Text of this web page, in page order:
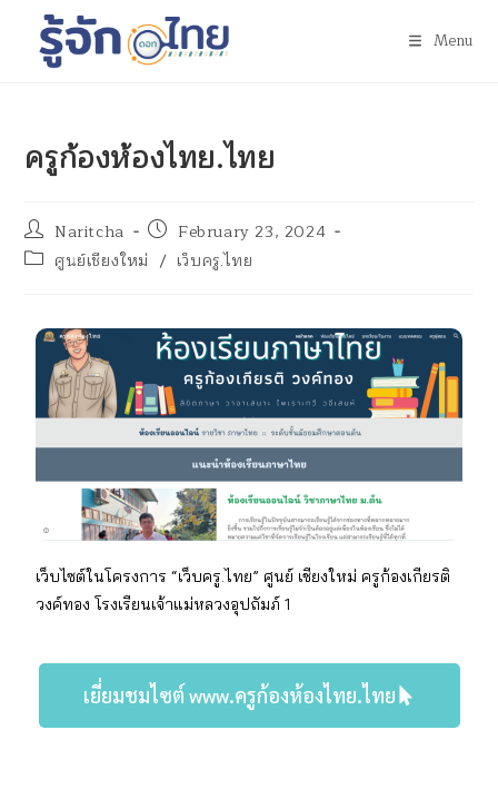
Menu
ครูก้องห้องไทย.ไทย
Naritcha
February 23, 2024
ศูนย์เชียงใหม่ / เว็บครู.ไทย
เว็บไซต์ในโครงการ “เว็บครู.ไทย” ศูนย์ เชียงใหม่ ครูก้องเกียรติ
วงค์ทองโรงเรียนเจ้าแม่หลวงอุปถัมภ์ 1
เยี่ยมชมไซต์ www.ครูก้องห้องไทย.ไทย